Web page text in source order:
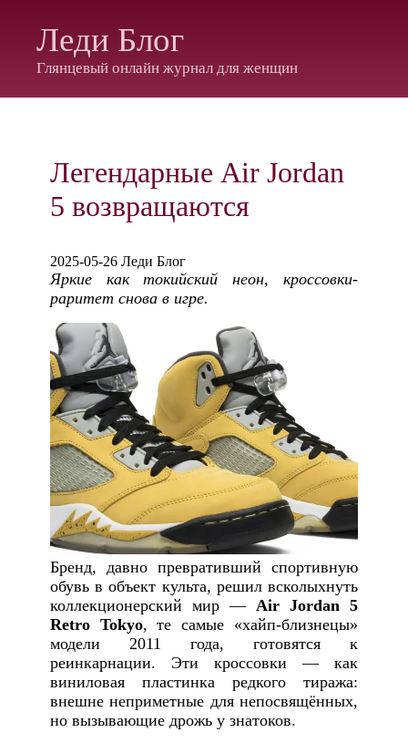
Леди Блог
Глянцевый онлайн журнал для женщин
Легендарные Air Jordan
5 возвращаются
2025-05-26 Леди Блог
Яркие как токийский неон, кроссовки-
раритет снова в игре.
Бренд, давно превративший спортивную
обувь в объект культа, решил всколыхнуть
коллекционерский мир — Air Jordan 5
Retro Tokyo, те самые «хайп-близнецы»
модели 2011 года, готовятся к
реинкарнации. Эти кроссовки — как
виниловая пластинка редкого тиража:
внешне неприметные для непосвящённых,
но вызывающие дрожь у знатоков.